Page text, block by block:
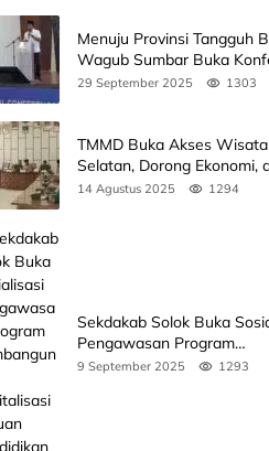
Menuju Provinsi Tangguh
Wagub Sumbar Buka
3rd ICDMM 2025 di Unand
29 September 2025 1303
TMMD Buka Akses
Selatan, Dorong Ekonomi,
Perkuat Peran Masyarakat
14 Agustus 2025 1294
Sekdakab Solok Buka
Pengawasan Program
Pembangunan Revitalisasi
9 September 2025 1293